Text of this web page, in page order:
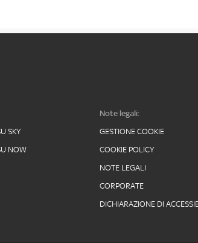
SKY
NOW
Note legali:
GESTIONE COOKIE
COOKIE POLICY
NOTE LEGALI
CORPORATE
DICHIARAZIONE DI